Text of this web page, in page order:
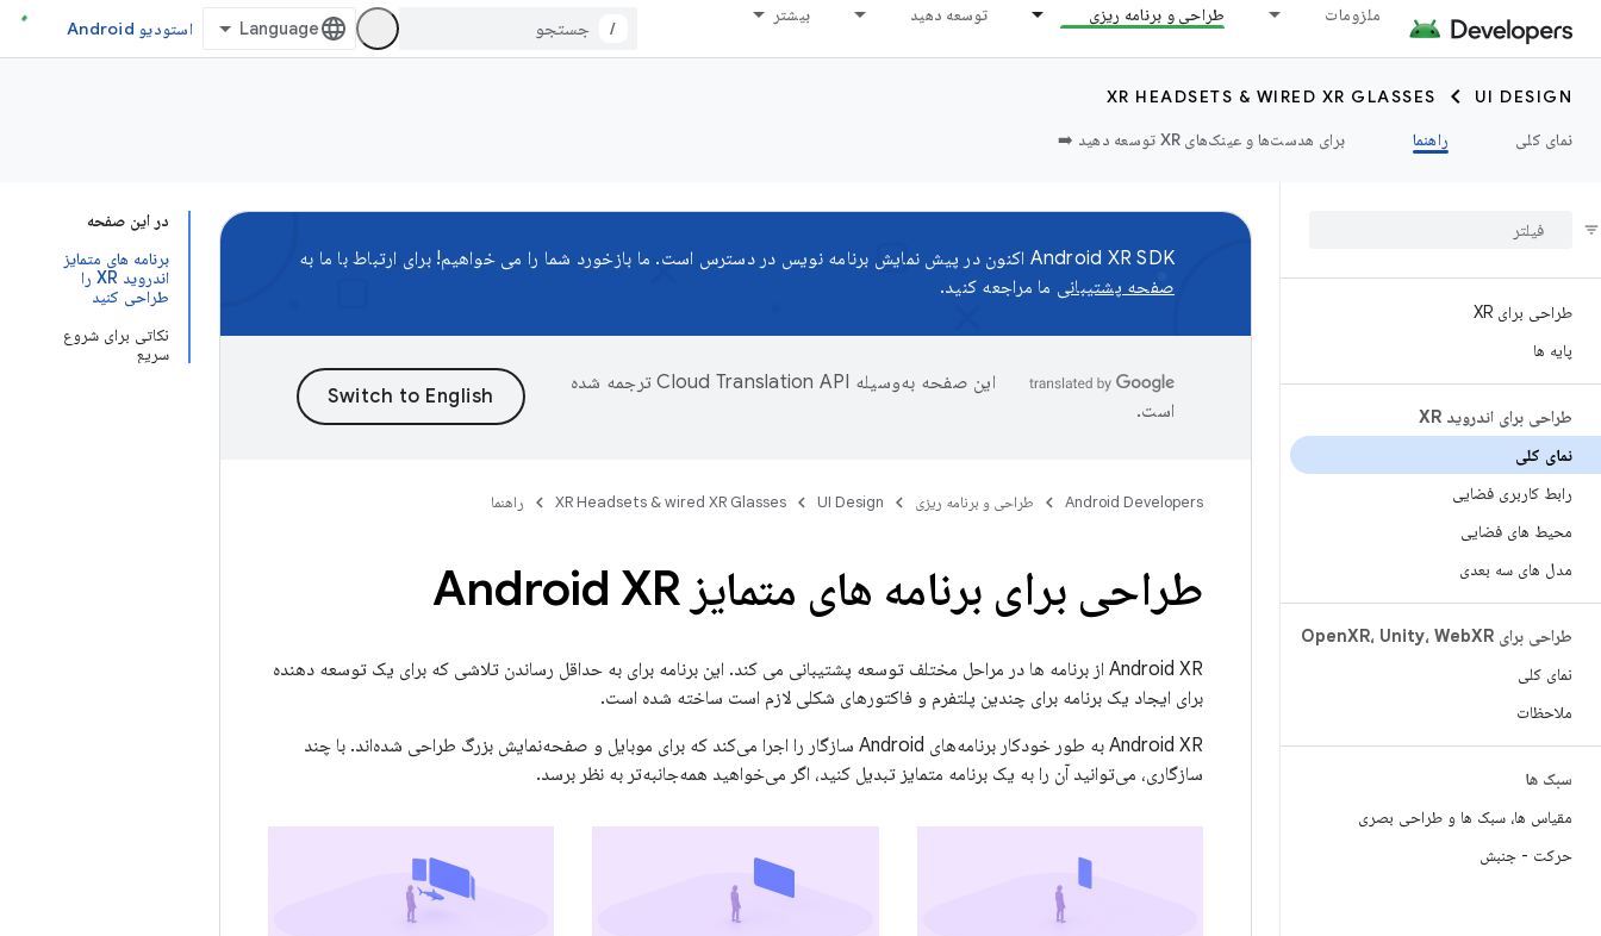
ملزومات طراحی و برنامه ریزی توسعه دهید بیشتر
/ استودیو Android
UI DESIGN
XR HEADSETS & WIRED XR GLASSES
نمای کلی
راهنما برای هدست‌ها و عینک‌های XR توسعه دهید ➡️
طراحی برای XR
پایه ها
طراحی برای اندروید XR
نمای کلی
رابط کاربری فضایی
محیط های فضایی
مدل های سه بعدی
طراحی برای Open XR، Unity، WebXR
نمای کلی
ملاحظات
سبک ها
مقیاس ها، سبک ها و طراحی بصری
حرکت - جنبش
در این صفحه
برنامه های متمایز
اندروید XR را
طراحی کنید
نکاتی برای شروع
سریع
Android XR SDK اکنون در پیش نمایش برنامه نویس در دسترس است. ما بازخورد شما را می خواهیم! برای ارتباط با ما به
صفحه پشتیبانی ما مراجعه کنید.
این صفحه به‌وسیله
ترجمه شده
است.
Android Developers طراحی و برنامه ریزی UI Design
XR Headsets & wired XR Glasses راهنما
طراحی برای برنامه های متمایز Android XR
Android XR از برنامه ها در مراحل مختلف توسعه پشتیبانی می کند. این برنامه برای به حداقل رساندن تلاشی که برای یک توسعه دهنده
برای ایجاد یک برنامه برای چندین پلتفرم و فاکتورهای شکلی لازم است ساخته شده است.
Android XR به طور خودکار برنامه‌های Android سازگار را اجرا می‌کند که برای موبایل و صفحه‌نمایش بزرگ طراحی شده‌اند. با چند
سازگاری، می‌توانید آن را به یک برنامه متمایز تبدیل کنید، اگر می‌خواهید همه‌جانبه‌تر به نظر برسد.